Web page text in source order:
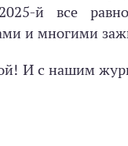
й все
и многими
И с нашим